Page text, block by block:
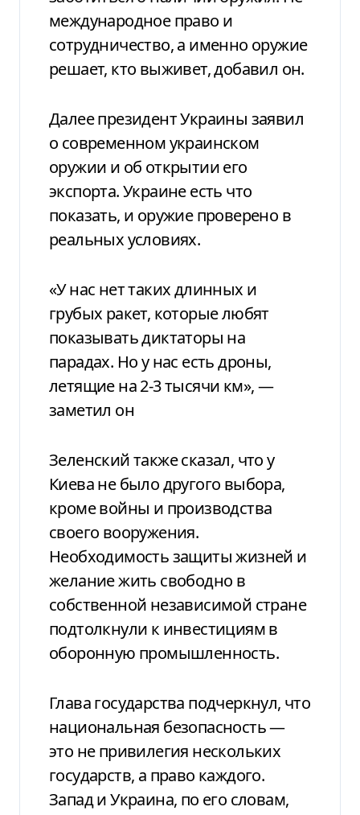
международное право и
сотрудничество, а именно оружие
решает, кто выживет, добавил он.
Далее президент Украины заявил
о современном украинском
оружии и об открытии его
экспорта. Украине есть что
показать, и оружие проверено в
реальных условиях.
«У нас нет таких длинных и
грубых ракет, которые любят
показывать диктаторы на
парадах. Но у нас есть дроны,
летящие на 2-3 тысячи км», —
заметил он
Зеленский также сказал, что у
Киева не было другого выбора,
кроме войны и производства
своего вооружения.
Необходимость защиты жизней и
желание жить свободно в
собственной независимой стране
подтолкнули к инвестициям в
оборонную промышленность.
Глава государства подчеркнул, что
национальная безопасность —
это не привилегия нескольких
государств, а право каждого.
Запад и Украина, по его словам,